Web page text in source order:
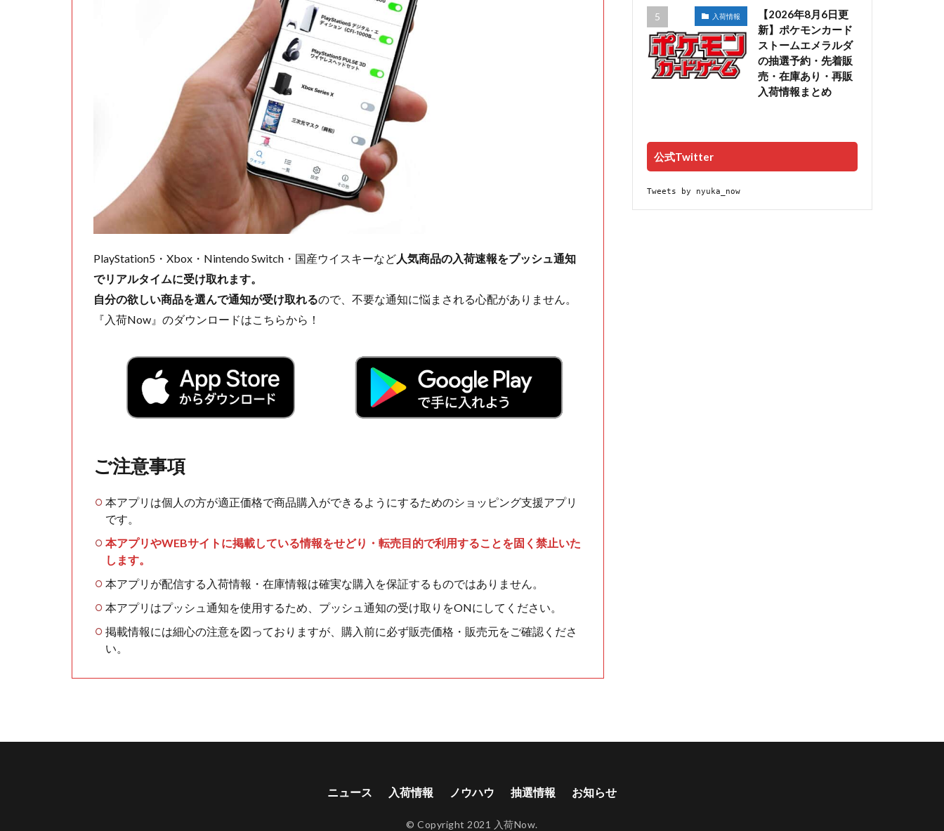
PlayStation5・Xbox・Nintendo Switch・国産ウイスキーなど人気商品の入荷速報をプッシュ通知
でリアルタイムに受け取れます。
自分の欲しい商品を選んで通知が受け取れるので、不要な通知に悩まされる心配がありません。
『入荷Now』のダウンロードはこちらから！
ご注意事項
本アプリは個人の方が適正価格で商品購入ができるようにするためのショッピング支援アプリ
です。
本アプリやWEBサイトに掲載している情報をせどり・転売目的で利用することを固く禁止いた
します。
本アプリが配信する入荷情報・在庫情報は確実な購入を保証するものではありません。
本アプリはプッシュ通知を使用するため、プッシュ通知の受け取りをONにしてください。
掲載情報には細心の注意を図っておりますが、購入前に必ず販売価格・販売元をご確認くださ
い。
入荷情報
【2026年8月6日更
新】ポケモンカード
ストームエメラルダ
の抽選予約・先着販
売・在庫あり・再販
入荷情報まとめ
公式Twitter
Tweets by nyuka_now
ニュース 入荷情報 ノウハウ 抽選情報 お知らせ
© Copyright 2021 入荷Now.